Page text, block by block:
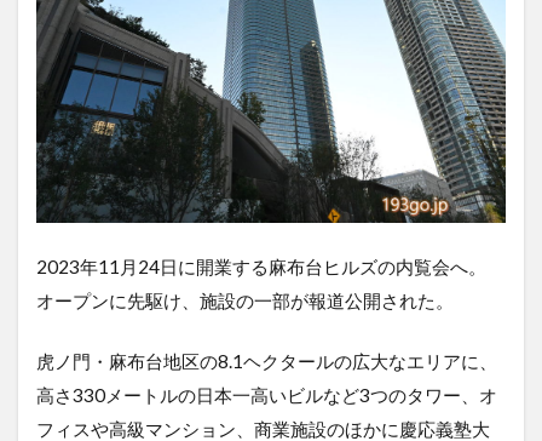
2023年11月24日に開業する麻布台ヒルズの内覧会へ。
オープンに先駆け、施設の一部が報道公開された。
虎ノ門・麻布台地区の8.1ヘクタールの広大なエリアに、
高さ330メートルの日本一高いビルなど3つのタワー、オ
フィスや高級マンション、商業施設のほかに慶応義塾大